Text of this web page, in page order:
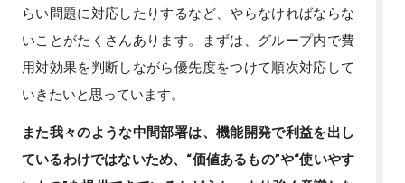
らい問題に対応したりするなど、やらなければならな
いことがたくさんあります。まずは、グループ内で費
用対効果を判断しながら優先度をつけて順次対応して
いきたいと思っています。
また我々のような中間部署は、機能開発で利益を出し
ているわけではないため、“価値あるもの”や“使いやす